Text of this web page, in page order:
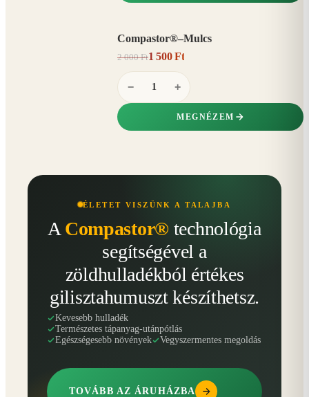
Compastor®–Mulcs
2 000 Ft1 500 Ft
− +
MEGNÉZEM
ÉLETET VISZÜNK A TALAJBA
A Compastor® technológia
segítségével a
zöldhulladékból értékes
gilisztahumuszt készíthetsz.
Kevesebb hulladék
Természetes tápanyag-utánpótlás
Egészségesebb növények
Vegyszermentes megoldás
TOVÁBB AZ ÁRUHÁZBA